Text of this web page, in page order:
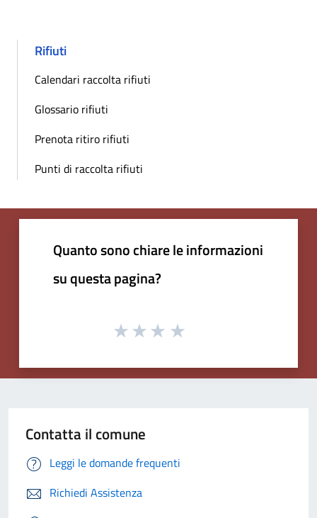
Rifiuti
Calendari raccolta rifiuti
Glossario rifiuti
Prenota ritiro rifiuti
Punti di raccolta rifiuti
Quanto sono chiare le informazioni
su questa pagina?
Contatta il comune
Leggi le domande frequenti
Richiedi Assistenza